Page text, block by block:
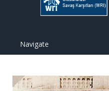
Navigate